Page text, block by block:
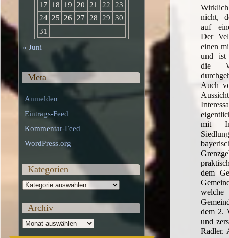
nicht,
auf
Der
einen
und ist
die
Auch
mit
dem
dem 2.
und
Radler.
17
18 19 20 21 22
23
24 25 26 27 28 29
30
31
« Juni
Meta
Anmelden
Eintrags-Feed
Kommentar-Feed
WordPress.org
Kategorien
Kategorien
Archiv
Archiv